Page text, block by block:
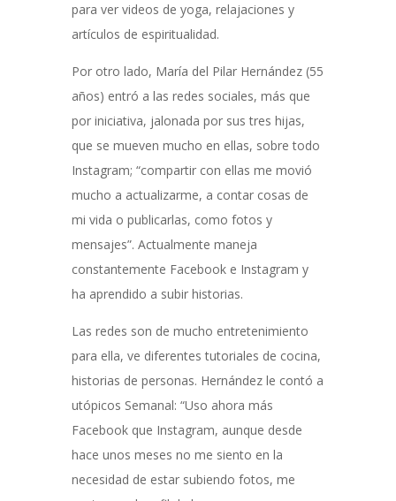
para ver videos de yoga, relajaciones y
artículos de espiritualidad.
Por otro lado, María del Pilar Hernández (55
años) entró a las redes sociales, más que
por iniciativa, jalonada por sus tres hijas,
que se mueven mucho en ellas, sobre todo
Instagram; “compartir con ellas me movió
mucho a actualizarme, a contar cosas de
mi vida o publicarlas, como fotos y
mensajes”. Actualmente maneja
constantemente Facebook e Instagram y
ha aprendido a subir historias.
Las redes son de mucho entretenimiento
para ella, ve diferentes tutoriales de cocina,
historias de personas. Hernández le contó a
utópicos Semanal: “Uso ahora más
Facebook que Instagram, aunque desde
hace unos meses no me siento en la
necesidad de estar subiendo fotos, me